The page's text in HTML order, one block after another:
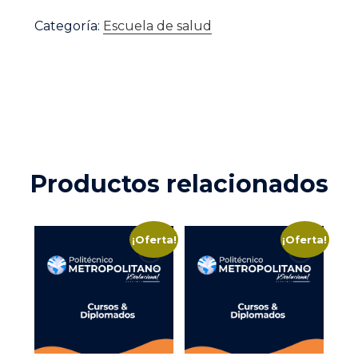
de
Categoría: Escuela de salud
Productos relacionados
¡Oferta! ¡Oferta!